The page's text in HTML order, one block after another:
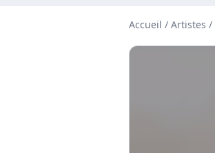
Accueil / Artistes /